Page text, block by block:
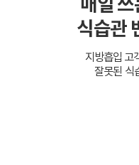
식습관
지방흡입 고
잘못된 식